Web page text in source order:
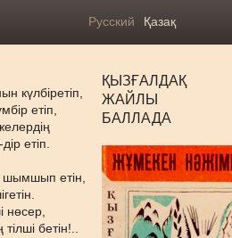
Русский Қазақ
күлбіретіп,
етіп,
етіп.
етін,
нөсер,
бетін!..
ҚЫЗҒАЛДАҚ
ЖАЙЛЫ
БАЛЛАДА